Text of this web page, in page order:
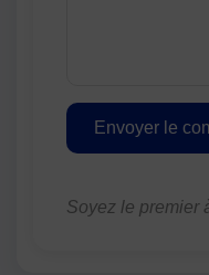
Envoyer le
Soyez le premier